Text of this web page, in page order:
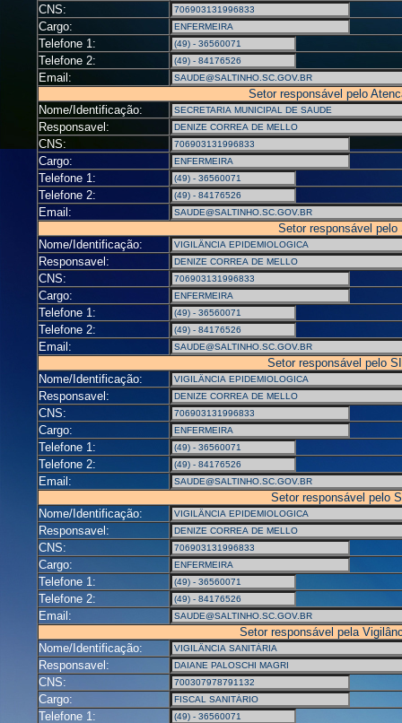
CNS:
Cargo:
Telefone 1:
Telefone 2:
Email:
Setor responsável pelo
Nome/Identificação:
Responsavel:
CNS:
Cargo:
Telefone 1:
Telefone 2:
Email:
Setor responsável pelo
Nome/Identificação:
Responsavel:
CNS:
Cargo:
Telefone 1:
Telefone 2:
Email:
Setor responsável pelo
Nome/Identificação:
Responsavel:
CNS:
Cargo:
Telefone 1:
Telefone 2:
Email:
Setor responsável pelo
Nome/Identificação:
Responsavel:
CNS:
Cargo:
Telefone 1:
Telefone 2:
Email:
Setor responsável pela
Nome/Identificação:
Responsavel:
CNS:
Cargo:
Telefone 1: